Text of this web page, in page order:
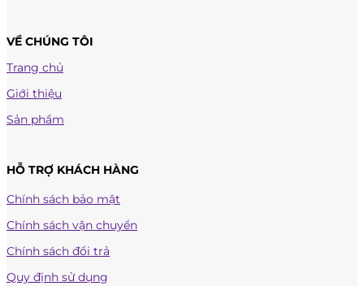
VỀ CHÚNG TÔI
Trang chủ
Giới thiệu
Sản phẩm
HỖ TRỢ KHÁCH HÀNG
Chính sách bảo mật
Chính sách vận chuyển
Chính sách đổi trả
Quy định sử dụng